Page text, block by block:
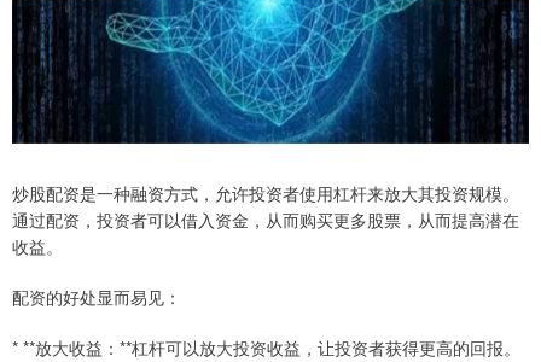
炒股配资是一种融资方式，允许投资者使用杠杆来放大其投资规模。
通过配资，投资者可以借入资金，从而购买更多股票，从而提高潜在
收益。
配资的好处显而易见：
* **放大收益：**杠杆可以放大投资收益，让投资者获得更高的回报。